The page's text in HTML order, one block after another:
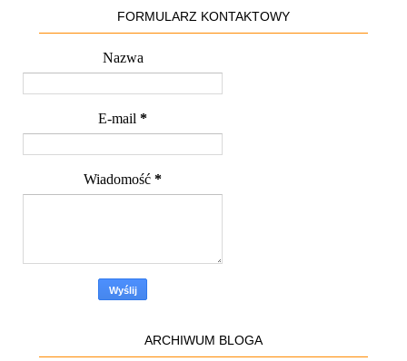
FORMULARZ KONTAKTOWY
Nazwa
E-mail *
Wiadomość *
ARCHIWUM BLOGA